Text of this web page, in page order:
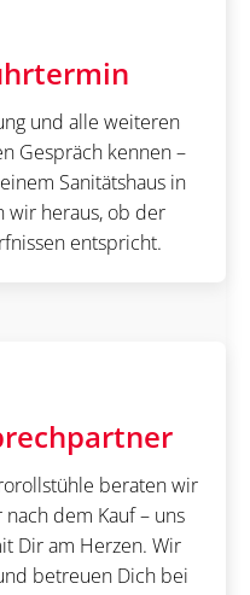
und alle weiteren
Gespräch kennen –
Sanitätshaus in
wir heraus, ob der
entspricht.
beraten wir
dem Kauf – uns
Dir am Herzen. Wir
betreuen Dich bei